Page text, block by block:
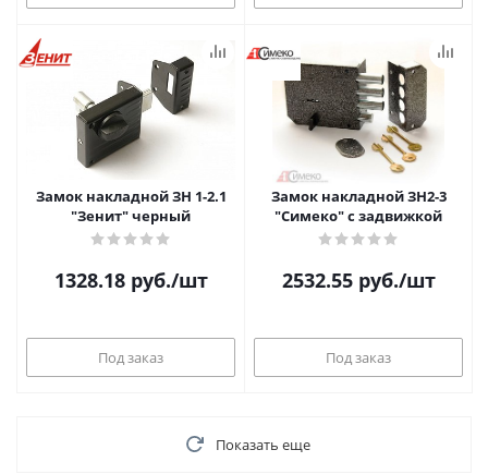
Замок накладной ЗН 1-2.1
"Зенит" черный
1328.18руб./шт
Под заказ
Замок накладной ЗН2-3
"Симеко" с задвижкой
2532.55руб./шт
Под заказ
Показать еще